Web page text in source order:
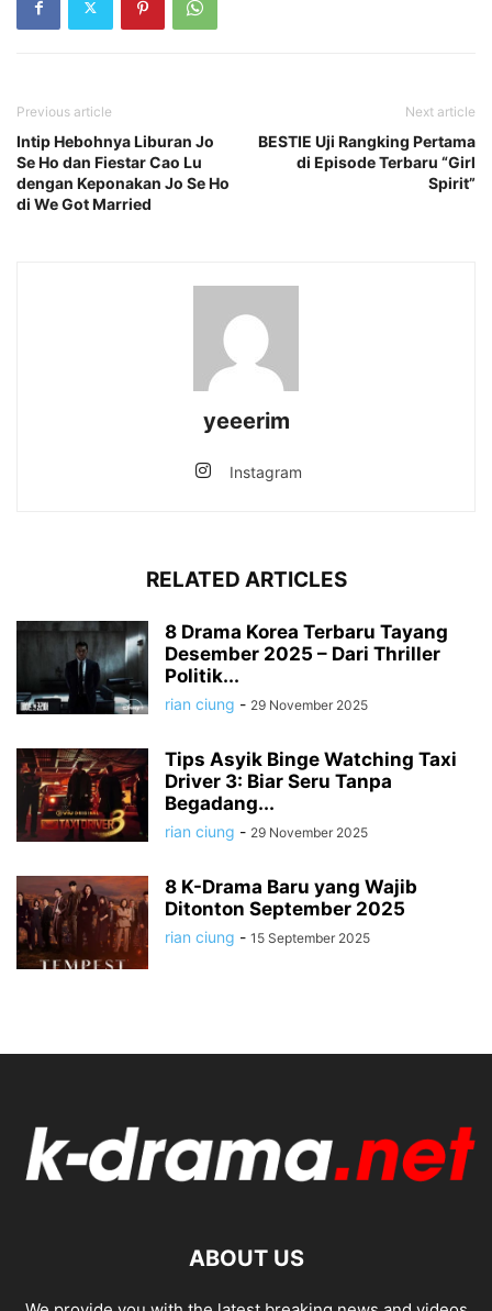
Previous article
Intip Hebohnya Liburan Jo
Se Ho dan Fiestar Cao Lu
dengan Keponakan Jo Se Ho
di We Got Married
Next article
BESTIE Uji Rangking Pertama
di Episode Terbaru “Girl
Spirit”
yeeerim
Instagram
RELATED ARTICLES
8 Drama Korea Terbaru Tayang
Desember 2025 – Dari Thriller
Politik...
rian ciung - 29 November 2025
Tips Asyik Binge Watching Taxi
Driver 3: Biar Seru Tanpa
Begadang...
rian ciung - 29 November 2025
8 K-Drama Baru yang Wajib
Ditonton September 2025
rian ciung - 15 September 2025
ABOUT US